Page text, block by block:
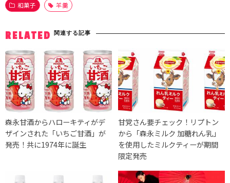
和菓子 羊羹
RELATED 関連する記事
森永甘酒からハローキティがデ
ザインされた「いちご甘酒」が
発売！共に1974年に誕生
甘党さん要チェック！リプトン
から「森永ミルク 加糖れん乳」
を使用したミルクティーが期間
限定発売